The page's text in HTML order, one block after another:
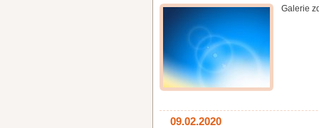
Galerie
09.02.2020